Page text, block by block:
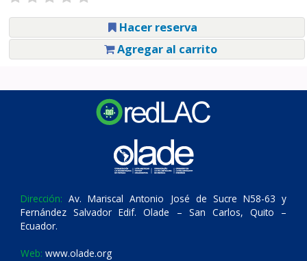
Hacer reserva
Agregar al carrito
Dirección: Av. Mariscal Antonio José de Sucre N58-63 y
Fernández Salvador Edif. Olade – San Carlos, Quito –
Ecuador.
Web: www.olade.org